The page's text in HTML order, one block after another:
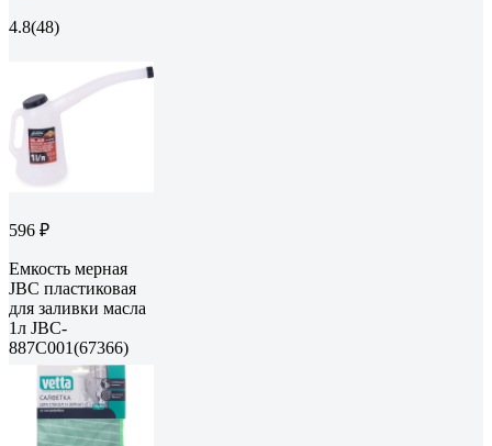
4.8(48)
596 ₽
Емкость мерная
JBC пластиковая
для заливки масла
1л JBC-
887C001(67366)